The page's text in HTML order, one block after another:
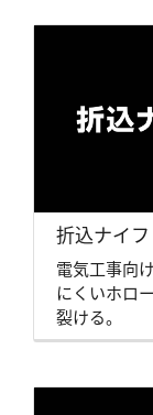
折込ナイフ
電気工事向
にくいホロ
裂ける。